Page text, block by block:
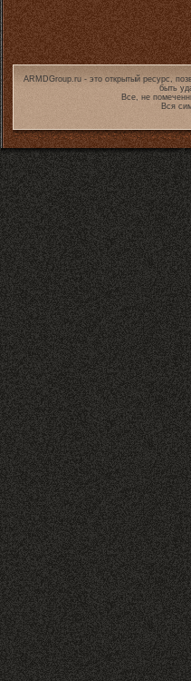
ARMDGroup.ru - это открытый ресурс,
быть
Все, не
Вся